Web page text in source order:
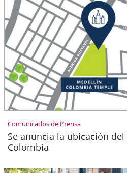
Comunicados de Prensa
Se anuncia la ubicación
Colombia